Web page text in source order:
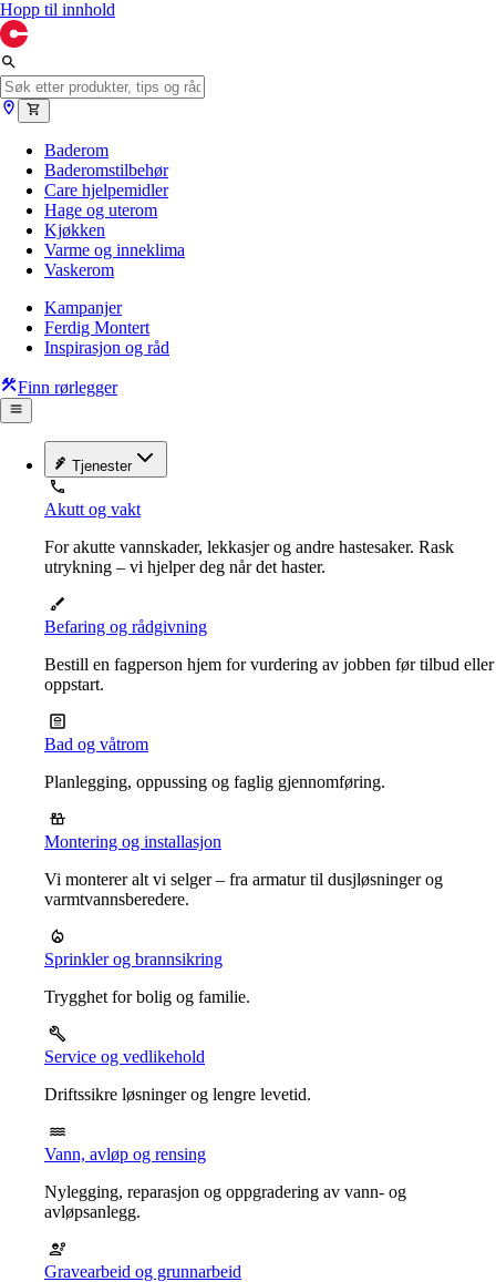
Hopp til innhold
Baderom
Baderomstilbehør
Care hjelpemidler
Hage og uterom
Kjøkken
Varme og inneklima
Vaskerom
Kampanjer
Ferdig Montert
Inspirasjon og råd
Finn rørlegger
Tjenester
Akutt og vakt
For akutte vannskader, lekkasjer og andre hastesaker. Rask
utrykning – vi hjelper deg når det haster.
Befaring og rådgivning
Bestill en fagperson hjem for vurdering av jobben før tilbud eller
oppstart.
Bad og våtrom
Planlegging, oppussing og faglig gjennomføring.
Montering og installasjon
Vi monterer alt vi selger – fra armatur til dusjløsninger og
varmtvannsberedere.
Sprinkler og brannsikring
Trygghet for bolig og familie.
Service og vedlikehold
Driftssikre løsninger og lengre levetid.
Vann, avløp og rensing
Nylegging, reparasjon og oppgradering av vann- og
avløpsanlegg.
Gravearbeid og grunnarbeid